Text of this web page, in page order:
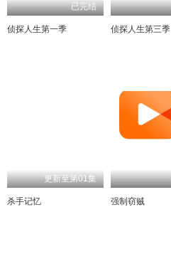
已完结
侦探人生第一季 侦探人生第三季
更新至第01集
杀手记忆 强制窃贼